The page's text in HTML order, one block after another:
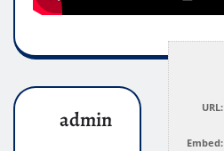
URL:
Embed:
admin